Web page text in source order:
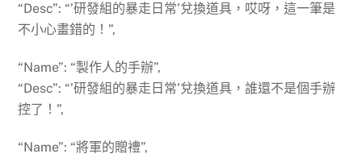
“Desc”: “’研發組的暴走日常’兌換道具，哎呀，這一筆是
不小心畫錯的！”,
“Name”: “製作人的手辦”,
“Desc”: “’研發組的暴走日常’兌換道具，誰還不是個手辦
控了！”,
“Name”: “將軍的贈禮”,